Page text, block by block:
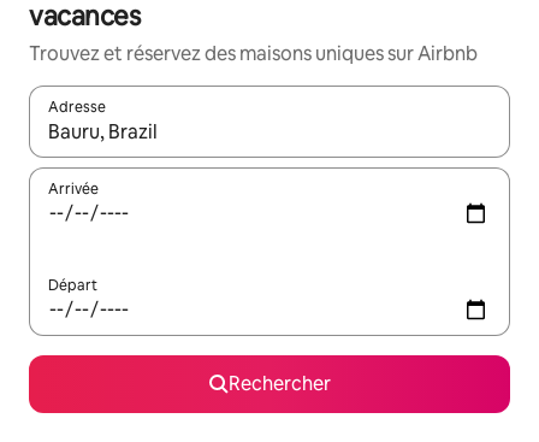
vacances
Trouvez et réservez des maisons uniques sur Airbnb
Adresse
Lorsque les résultats s'affichent, utilisez les flèches vers le
Arrivée
Départ
Rechercher